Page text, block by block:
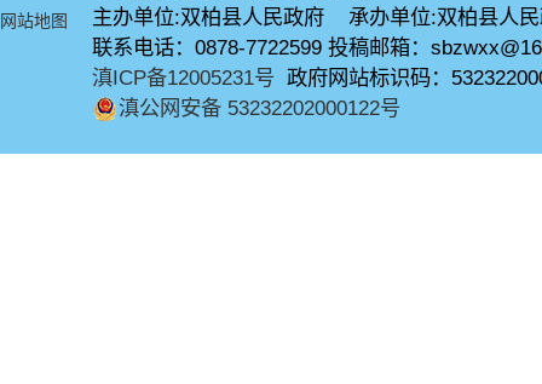
网站地图
主办单位:双柏县人民政府 承办单位:双柏县人
联系电话：0878-7722599 投稿邮箱：
滇ICP备12005231号 政府网站标识码：
滇公网安备 53232202000122号